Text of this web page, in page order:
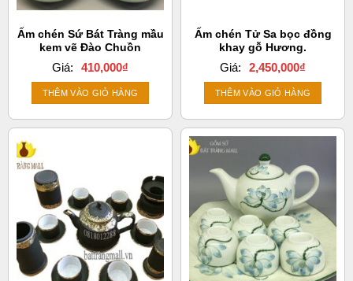
Ấm chén Sứ Bát Tràng mầu
kem vẽ Đào Chuồn
Giá: 410,000₫
THÊM VÀO GIỎ HÀNG
Ấm chén Tử Sa bọc đồng
khay gỗ Hương.
Giá: 2,450,000₫
THÊM VÀO GIỎ HÀNG